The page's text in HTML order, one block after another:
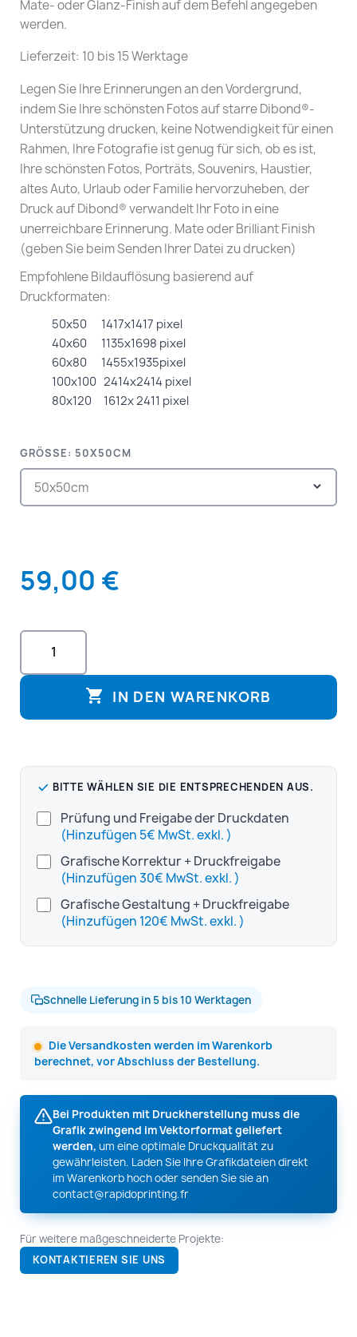
Mate- oder Glanz-Finish auf dem Befehl angegeben
werden.
Lieferzeit: 10 bis 15 Werktage
Legen Sie Ihre Erinnerungen an den Vordergrund,
indem Sie Ihre schönsten Fotos auf starre Dibond®-
Unterstützung drucken, keine Notwendigkeit für einen
Rahmen, Ihre Fotografie ist genug für sich, ob es ist,
Ihre schönsten Fotos, Porträts, Souvenirs, Haustier,
altes Auto, Urlaub oder Familie hervorzuheben, der
Druck auf Dibond® verwandelt Ihr Foto in eine
unerreichbare Erinnerung. Mate oder Brilliant Finish
(geben Sie beim Senden Ihrer Datei zu drucken)
Empfohlene Bildauflösung basierend auf
Druckformaten:
50x50 1417x1417 pixel
40x60 1135x1698 pixel
60x80 1455x1935pixel
100x100 2414x2414 pixel
80x120 1612x 2411 pixel
GRÖSSE: 50X50CM
59,00 €
 IN DEN WARENKORB
BITTE WÄHLEN SIE DIE ENTSPRECHENDEN AUS.
Prüfung und Freigabe der Druckdaten
(Hinzufügen 5€ MwSt. exkl. )
Grafische Korrektur + Druckfreigabe
(Hinzufügen 30€ MwSt. exkl. )
Grafische Gestaltung + Druckfreigabe
(Hinzufügen 120€ MwSt. exkl. )
Schnelle Lieferung in 5 bis 10 Werktagen
Die Versandkosten werden im Warenkorb
berechnet, vor Abschluss der Bestellung.
Bei Produkten mit Druckherstellung muss die
Grafik zwingend im Vektorformat geliefert
werden, um eine optimale Druckqualität zu
gewährleisten. Laden Sie Ihre Grafikdateien direkt
im Warenkorb hoch oder senden Sie sie an
contact@rapidoprinting.fr
Für weitere maßgeschneiderte Projekte:
KONTAKTIEREN SIE UNS